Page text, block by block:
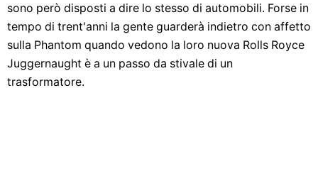
sono però disposti a dire lo stesso di automobili. Forse in
tempo di trent'anni la gente guarderà indietro con affetto
sulla Phantom quando vedono la loro nuova Rolls Royce
Juggernaught è a un passo da stivale di un
trasformatore.